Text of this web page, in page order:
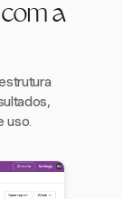
a
uso.